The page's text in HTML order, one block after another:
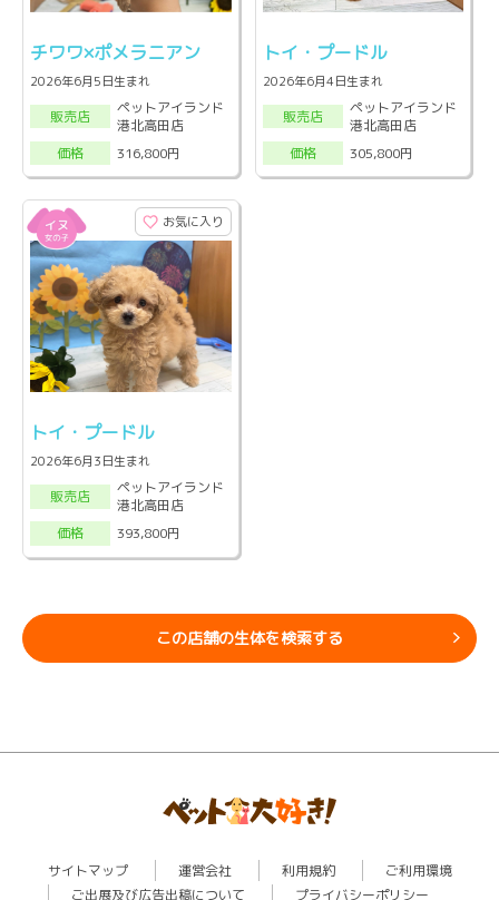
チワワ×ポメラニアン
2026年6月5日生まれ
販売店
ペットアイランド
港北高田店
価格
316,800円
トイ・プードル
2026年6月4日生まれ
販売店
ペットアイランド
港北高田店
価格
305,800円
お気に入り
トイ・プードル
2026年6月3日生まれ
販売店
ペットアイランド
港北高田店
価格
393,800円
この店舗の生体を検索する
サイトマップ 運営会社 利用規約
ご利用環境
ご出展及び広告出稿について
プライバシーポリシー